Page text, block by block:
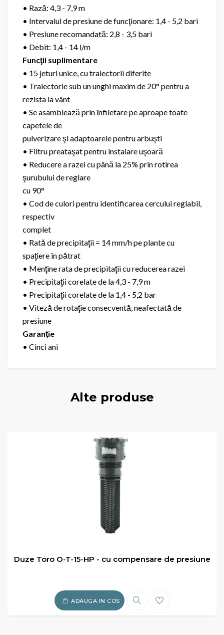
• Rază: 4,3 - 7,9 m
• Intervalul de presiune de funcţionare: 1,4 - 5,2 bari
• Presiune recomandată: 2,8 - 3,5 bari
• Debit: 1,4 - 14 l/m
Funcţii suplimentare
• 15 jeturi unice, cu traiectorii diferite
• Traiectorie sub un unghi maxim de 20° pentru a
rezista la vânt
• Se asamblează prin înfiletare pe aproape toate
capetele de
pulverizare şi adaptoarele pentru arbuşti
• Filtru preataşat pentru instalare uşoară
• Reducere a razei cu până la 25% prin rotirea
şurubului de reglare
cu 90°
• Cod de culori pentru identificarea cercului reglabil,
respectiv
complet
• Rată de precipitaţii = 14 mm/h pe plante cu
spaţiere în pătrat
• Menţine rata de precipitaţii cu reducerea razei
• Precipitaţii corelate de la 4,3 - 7,9 m
• Precipitaţii corelate de la 1,4 - 5,2 bar
• Viteză de rotaţie consecventă, neafectată de
presiune
Garanţie
• Cinci ani
Alte produse
Duze Toro O-T-15-HP - cu compensare de presiune
ADAUGA IN COS